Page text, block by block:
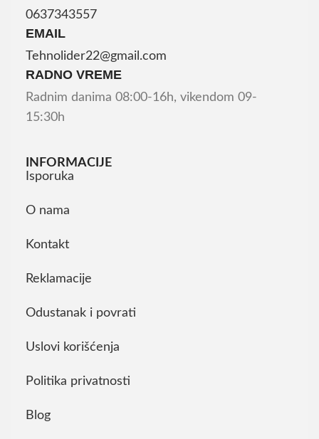
0637343557
EMAIL
Tehnolider22@gmail.com
RADNO VREME
Radnim danima 08:00-16h, vikendom 09-
15:30h
INFORMACIJE
Isporuka
O nama
Kontakt
Reklamacije
Odustanak i povrati
Uslovi korišćenja
Politika privatnosti
Blog